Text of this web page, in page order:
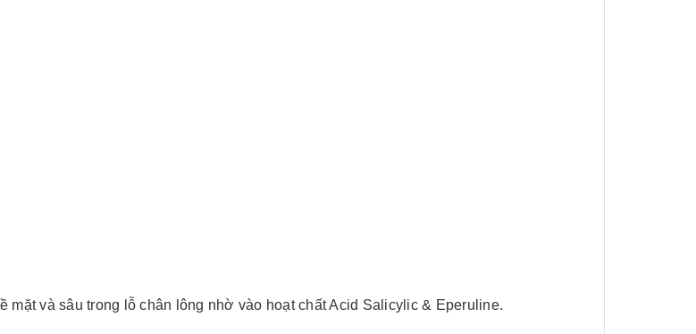
và sâu trong lỗ chân lông nhờ vào hoạt chất Acid Salicylic & Eperuline.